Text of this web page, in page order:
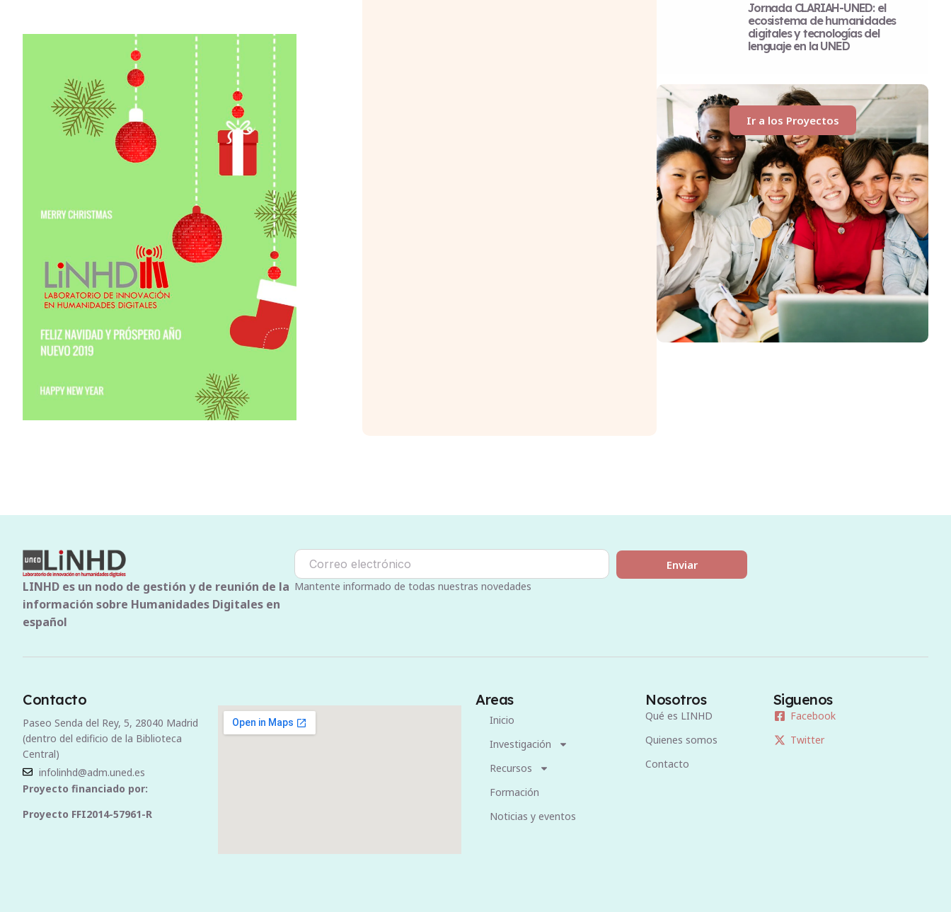
Jornada CLARIAH-UNED: el
ecosistema de humanidades
digitales y tecnologías del
lenguaje en la UNED
Ir a los Proyectos
LINHD es un nodo de gestión y de reunión de la
información sobre Humanidades Digitales en
español
Enviar
Mantente informado de todas nuestras novedades
Contacto
Paseo Senda del Rey, 5, 28040 Madrid
(dentro del edificio de la Biblioteca
Central)
infolinhd@adm.uned.es
Proyecto financiado por:
Proyecto FFI2014-57961-R
Areas
Inicio
Investigación
Recursos
Formación
Noticias y eventos
Nosotros
Qué es LINHD
Quienes somos
Contacto
Siguenos
Facebook
Twitter